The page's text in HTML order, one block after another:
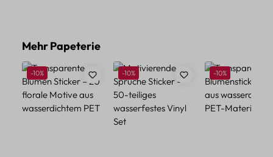
Produktgalerie überspringen
Mehr Papeterie
Rabatt
-10% Rabatt
-10% Rabatt
-10%